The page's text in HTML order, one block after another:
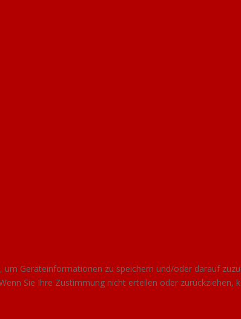
Geräteinformationen zu speichern und/oder darauf
Sie Ihre Zustimmung nicht erteilen oder